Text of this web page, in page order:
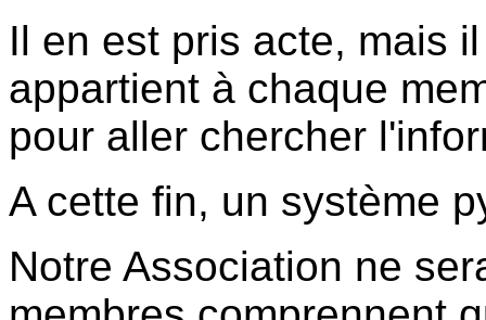
Il en est pris acte, mais
appartient à chaque
pour aller chercher
A cette fin, un système
Notre Association ne